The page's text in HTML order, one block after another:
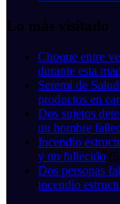
Lo más visitado
Choque entre
durante esta
Seremi de
productos en
Dos sujetos
un hombre
Incendio
y un fallecido
Dos personas
incendio